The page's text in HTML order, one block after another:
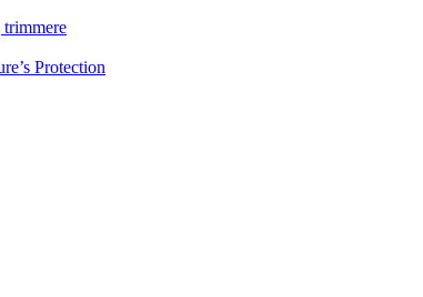
Protection